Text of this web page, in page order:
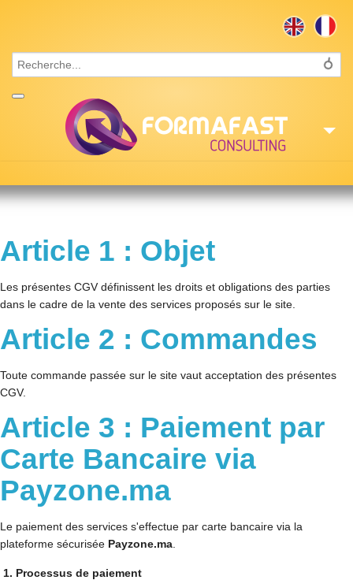
Formations
Missions
Article 1 : Objet
Les présentes CGV définissent les droits et obligations des parties
dans le cadre de la vente des services proposés sur le site.
Article 2 : Commandes
Toute commande passée sur le site vaut acceptation des présentes
CGV.
Article 3 : Paiement par
Carte Bancaire via
Payzone.ma
Le paiement des services s'effectue par carte bancaire via la
plateforme sécurisée Payzone.ma
Processus de paiement